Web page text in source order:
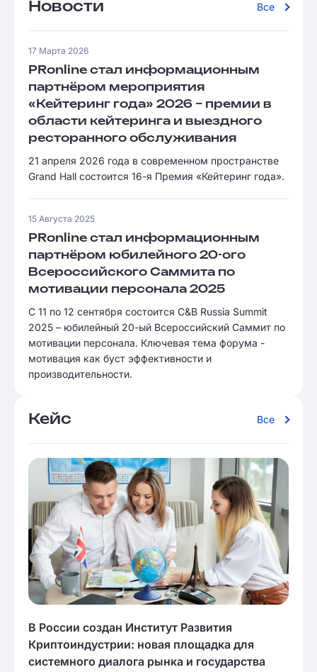
Новости Все
17 Марта 2026
PRonline стал информационным
партнёром мероприятия
«Кейтеринг года» 2026 – премии в
области кейтеринга и выездного
ресторанного обслуживания
21 апреля 2026 года в современном пространстве
Grand Hall состоится 16-я Премия «Кейтеринг года».
15 Августа 2025
PRonline стал информационным
партнёром юбилейного 20-ого
Всероссийского Саммита по
мотивации персонала 2025
С 11 по 12 сентября состоится C&B Russia Summit
2025 – юбилейный 20-ый Всероссийский Саммит по
мотивации персонала. Ключевая тема форума -
мотивация как буст эффективности и
производительности.
Кейс Все
В России создан Институт Развития
Криптоиндустрии: новая площадка для
системного диалога рынка и государства